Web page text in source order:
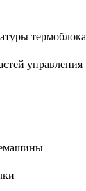
термоблока
управления